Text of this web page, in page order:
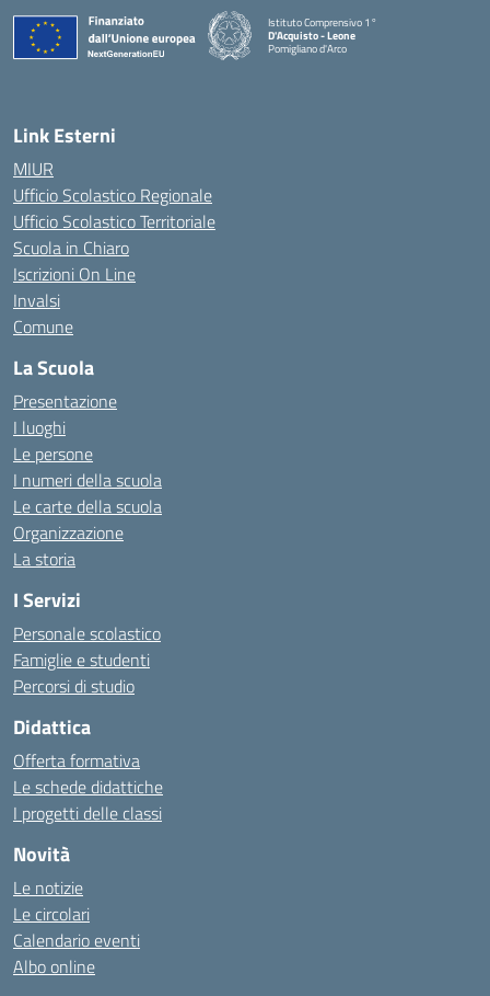
Istituto Comprensivo 1°
D'Acquisto - Leone
Pomigliano d'Arco
— Visita la pagina iniziale della scuola
Link Esterni
MIUR
Ufficio Scolastico Regionale
Ufficio Scolastico Territoriale
Scuola in Chiaro
Iscrizioni On Line
Invalsi
Comune
La Scuola
Presentazione
I luoghi
Le persone
I numeri della scuola
Le carte della scuola
Organizzazione
La storia
I Servizi
Personale scolastico
Famiglie e studenti
Percorsi di studio
Didattica
Offerta formativa
Le schede didattiche
I progetti delle classi
Novità
Le notizie
Le circolari
Calendario eventi
Albo online